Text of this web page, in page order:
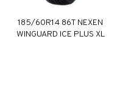
185/60R14 86T NEXEN
WINGUARD ICE PLUS XL